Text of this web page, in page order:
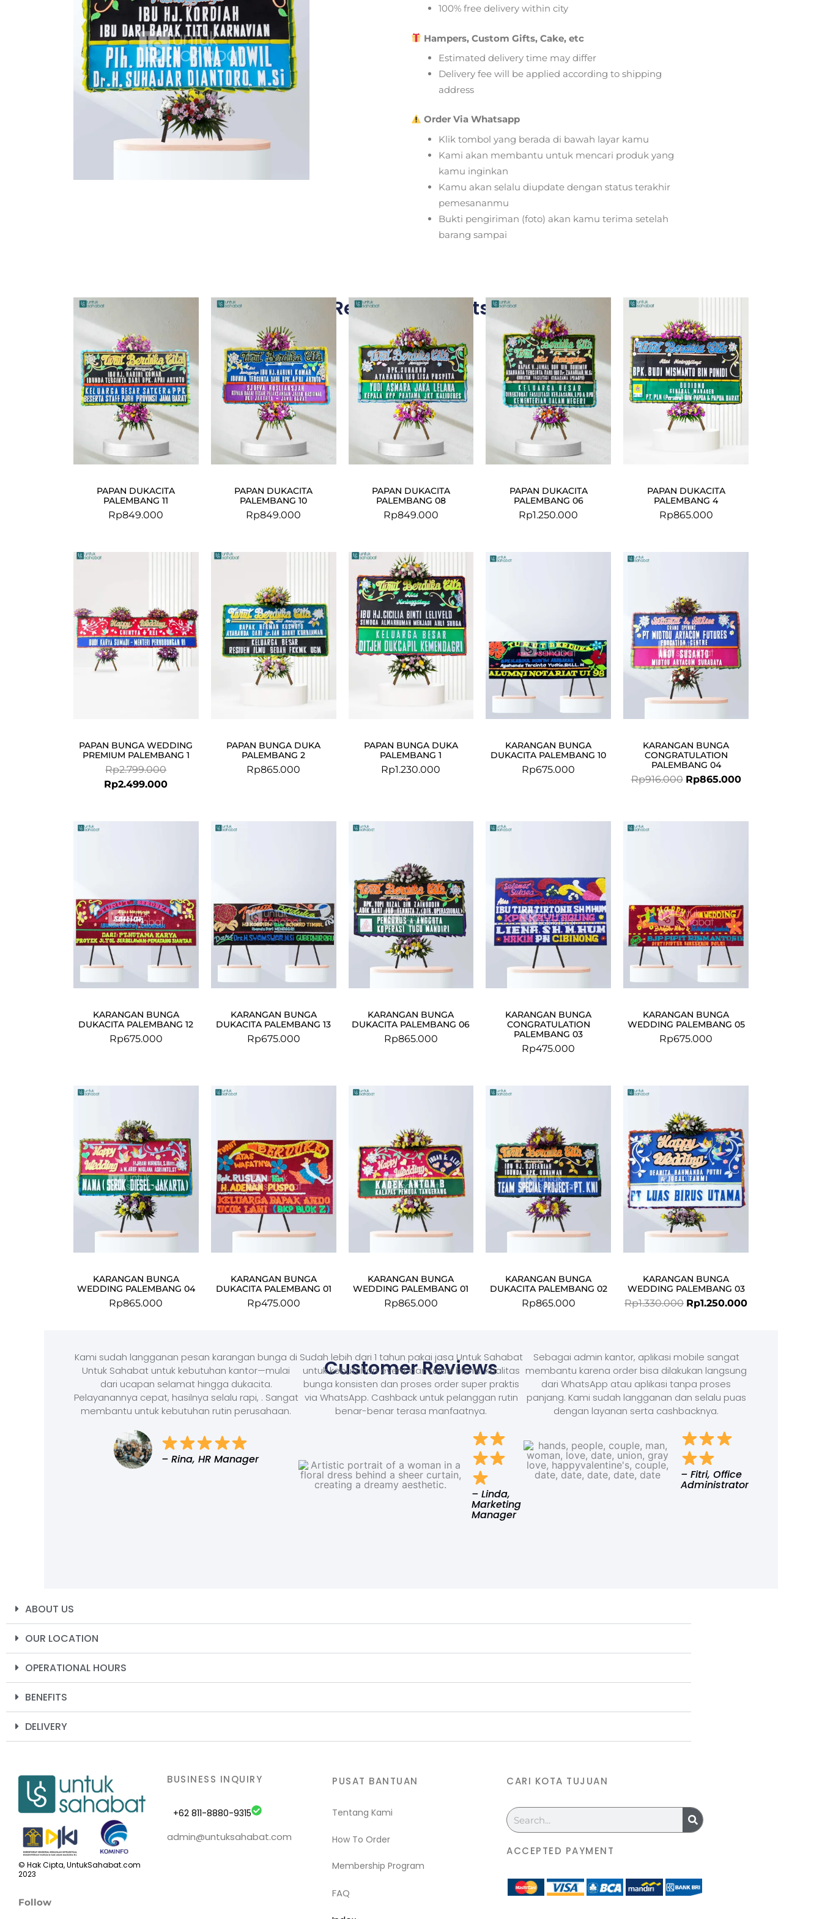
100% free delivery within city
Hampers, Custom Gifts, Cake, etc
Estimated delivery time may differ
Delivery fee will be applied according to shipping
address
Order Via Whatsapp
Klik tombol yang berada di bawah layar kamu
Kami akan membantu untuk mencari produk yang
kamu inginkan
Kamu akan selalu diupdate dengan status terakhir
pemesananmu
Bukti pengiriman (foto) akan kamu terima setelah
barang sampai
Related Products
PAPAN DUKACITA
PALEMBANG 11
Rp849.000
PAPAN DUKACITA
PALEMBANG 10
Rp849.000
PAPAN DUKACITA
PALEMBANG 08
Rp849.000
PAPAN DUKACITA
PALEMBANG 06
Rp1.250.000
PAPAN DUKACITA
PALEMBANG 4
Rp865.000
PAPAN BUNGA WEDDING
PREMIUM PALEMBANG 1
Rp2.799.000
Rp2.799.000.
Rp2.499.000
Rp2.499.000.
PAPAN BUNGA DUKA
PALEMBANG 2
Rp865.000
PAPAN BUNGA DUKA
PALEMBANG 1
Rp1.230.000
KARANGAN BUNGA
DUKACITA PALEMBANG 10
Rp675.000
KARANGAN BUNGA
CONGRATULATION
PALEMBANG 04
Rp916.000
Rp916.000.
Rp865.000
KARANGAN BUNGA
DUKACITA PALEMBANG 12
Rp675.000
KARANGAN BUNGA
DUKACITA PALEMBANG 13
Rp675.000
KARANGAN BUNGA
DUKACITA PALEMBANG 06
Rp865.000
KARANGAN BUNGA
CONGRATULATION
PALEMBANG 03
Rp475.000
KARANGAN BUNGA
WEDDING PALEMBANG 05
Rp675.000
KARANGAN BUNGA
WEDDING PALEMBANG 04
Rp865.000
KARANGAN BUNGA
DUKACITA PALEMBANG 01
Rp475.000
KARANGAN BUNGA
WEDDING PALEMBANG 01
Rp865.000
KARANGAN BUNGA
DUKACITA PALEMBANG 02
Rp865.000
KARANGAN BUNGA
WEDDING PALEMBANG 03
Rp1.330.000
was:
Rp1.330.000.
Rp1.250.000
Customer Reviews
Kami sudah langganan pesan karangan bunga di
Untuk Sahabat untuk kebutuhan kantor—mulai
dari ucapan selamat hingga dukacita.
Pelayanannya cepat, hasilnya selalu rapi, . Sangat
membantu untuk kebutuhan rutin perusahaan.
– Rina, HR Manager
Sudah lebih dari 1 tahun pakai jasa Untuk Sahabat
untuk kebutuhan event dan relasi bisnis. Kualitas
bunga konsisten dan proses order super praktis
via WhatsApp. Cashback untuk pelanggan rutin
benar-benar terasa manfaatnya.
– Linda,
Marketing
Manager
Sebagai admin kantor, aplikasi mobile sangat
membantu karena order bisa dilakukan langsung
dari WhatsApp atau aplikasi tanpa proses
panjang. Kami sudah langganan dan selalu puas
dengan layanan serta cashbacknya.
– Fitri, Office
Administrator
ABOUT US
OUR LOCATION
OPERATIONAL HOURS
BENEFITS
DELIVERY
© Hak Cipta, UntukSahabat.com
2023
Follow
BUSINESS INQUIRY
+62 811-8880-9315
admin@untuksahabat.com
PUSAT BANTUAN
Tentang Kami
How To Order
Membership Program
FAQ
CARI KOTA TUJUAN
Search
ACCEPTED PAYMENT